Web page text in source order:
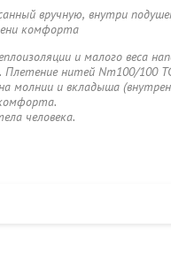
вручную, внутри
комфорта
и малого веса
нитей Nm100/100
и вкладыша
человека.